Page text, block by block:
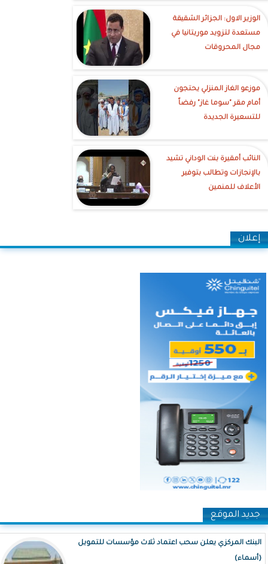
الوزير الاول: الجزائر الشقيقة
مستعدة لتزويد موريتانيا في
مجال المحروقات
موزعو الغاز المنزلي يحتجون
أمام مقر "سوما غاز" رفضاً
للتسعيرة الجديدة
النائب أمقيرة بنت الوداني تشيد
بالإنجازات وتطالب بتوفير
الأعلاف للمنمين
إعلان
جديد الموقع
البنك المركزي يعلن سحب اعتماد ثلاث مؤسسات للتمويل
(أسماء)